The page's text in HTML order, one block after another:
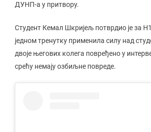
ДУНП-а у притвору.
Студент Кемал Шкријељ потврдио је за Н1
једном тренутку применила силу над
двоје његових колега повређено у
срећу немају озбиљне повреде.